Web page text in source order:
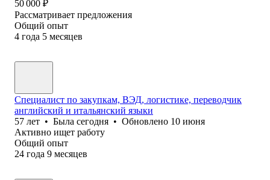
50 000 ₽
Рассматривает предложения
Общий опыт
4 года 5 месяцев
Специалист по закупкам, ВЭД, логистике, переводчик
английский и итальянский языки
57 лет • Была сегодня • Обновлено 10 июня
Активно ищет работу
Общий опыт
24 года 9 месяцев